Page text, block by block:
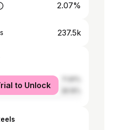
2.07%
237.5k
to Unlock